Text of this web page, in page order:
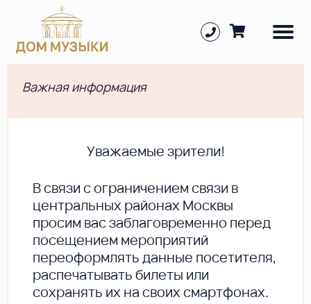
Важная информация
Уважаемые зрители!
В cвязи с ограничением связи в
центральных районах Москвы
просим вас заблаговременно перед
посещением мероприятий
переоформлять данные посетителя,
распечатывать билеты или
сохранять их на своих смартфонах.